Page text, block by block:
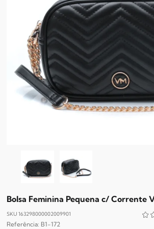
Bolsa Feminina Pequena c/ Corrente
SKU 163298000002009901
B1-172